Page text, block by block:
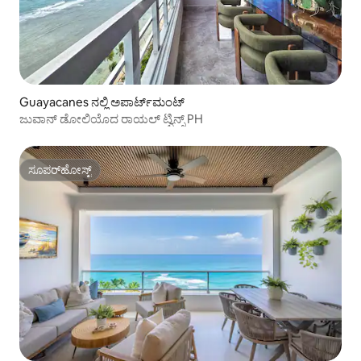
Guayacanes ನಲ್ಲಿ ಅಪಾರ್ಟ್‌ಮಂಟ್
ಜುವಾನ್ ಡೋಲಿಯೊದ ರಾಯಲ್ ಟ್ವಿನ್ಸ್ PH
ಸೂಪರ್‌ಹೋಸ್ಟ್
ಸೂಪರ್‌ಹೋಸ್ಟ್